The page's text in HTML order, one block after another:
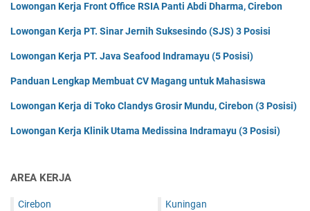
Lowongan Kerja Front Office RSIA Panti Abdi Dharma, Cirebon
Lowongan Kerja PT. Sinar Jernih Suksesindo (SJS) 3 Posisi
Lowongan Kerja PT. Java Seafood Indramayu (5 Posisi)
Panduan Lengkap Membuat CV Magang untuk Mahasiswa
Lowongan Kerja di Toko Clandys Grosir Mundu, Cirebon (3 Posisi)
Lowongan Kerja Klinik Utama Medissina Indramayu (3 Posisi)
AREA KERJA
Cirebon
Kuningan